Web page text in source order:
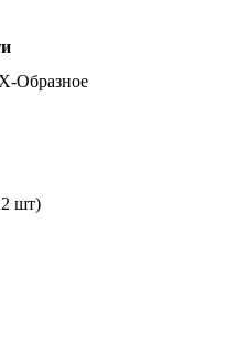
Образное
шт)